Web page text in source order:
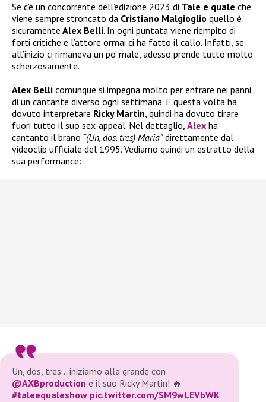
Se c’è un concorrente dell’edizione 2023 di Tale e quale che
viene sempre stroncato da Cristiano Malgioglio quello è
sicuramente Alex Belli. In ogni puntata viene riempito di
forti critiche e l’attore ormai ci ha fatto il callo. Infatti, se
all’inizio ci rimaneva un po’ male, adesso prende tutto molto
scherzosamente.
Alex Belli comunque si impegna molto per entrare nei panni
di un cantante diverso ogni settimana. E questa volta ha
dovuto interpretare Ricky Martin, quindi ha dovuto tirare
fuori tutto il suo sex-appeal. Nel dettaglio, Alex ha
cantanto il brano “(Un, dos, tres) Maria”direttamente dal
videoclip ufficiale del 1995. Vediamo quindi un estratto della
sua performance:
Un, dos, tres… iniziamo alla grande con
@AXBproduction e il suo Ricky Martin! 🔥
#taleequaleshow pic.twitter.com/SM9wLEVbWK